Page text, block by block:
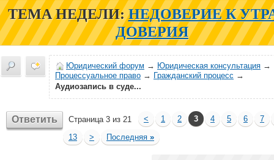
ТЕМА НЕДЕЛИ: НЕДОВЕРИЕ К
ДОВЕРИЯ
Юридический форум → Юридическая консультация →
Процессуальное право → Гражданский процесс →
Аудиозапись в суде...
Ответить Страница 3 из 21 < 1 2 3 4 5 6
7
13
> Последняя »